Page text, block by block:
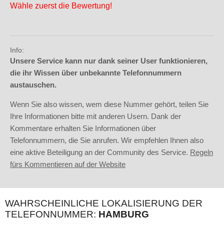
Wähle zuerst die Bewertung!
Info:
Unsere Service kann nur dank seiner User funktionieren,
die ihr Wissen über unbekannte Telefonnummern
austauschen.
Wenn Sie also wissen, wem diese Nummer gehört, teilen Sie
Ihre Informationen bitte mit anderen Usern. Dank der
Kommentare erhalten Sie Informationen über
Telefonnummern, die Sie anrufen. Wir empfehlen Ihnen also
eine aktive Beteiligung an der Community des Service. Regeln
fürs Kommentieren auf der Website
WAHRSCHEINLICHE LOKALISIERUNG DER
TELEFONNUMMER: HAMBURG